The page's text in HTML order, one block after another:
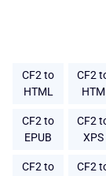
CF2 to
HTML
CF2
HTM
CF2 to
EPUB
CF2
XPS
CF2 to
CF2